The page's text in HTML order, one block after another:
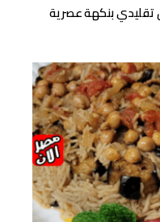
بنكهة عصرية